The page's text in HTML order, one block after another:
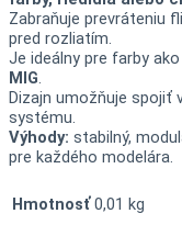
Zabraňuje prevráteniu
pred rozliatím.
Je ideálny pre farby ako
MIG.
Dizajn umožňuje spojiť
systému.
Výhody: stabilný,
pre každého modelára.
Hmotnosť 0,01 kg